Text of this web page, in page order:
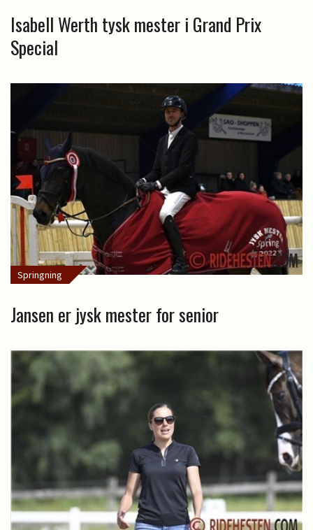
Isabell Werth tysk mester i Grand Prix
Special
Springning
Jansen er jysk mester for senior